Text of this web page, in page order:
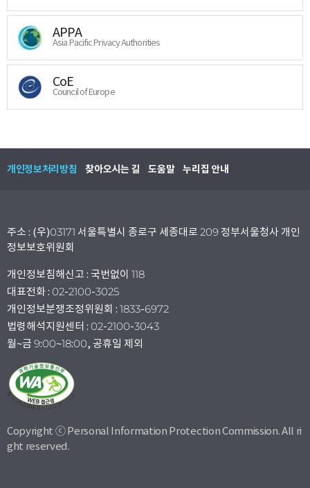
APPA
Asia Pacific Privacy Authorities
CoE
Council of Europe
개인정보처리방침 찾아오시는 길 도움말 누리집 안내
주소 : (우)03171 서울특별시 종로구 세종대로 209 정부서울청사 개인
정보보호위원회
개인정보침해신고 : 국번없이 118
대표전화 : 02-2100-3025
개인정보분쟁조정위원회 : 1833-6972
법령해석지원센터 : 02-2100-3043
월~금 9:00~18:00, 공휴일 제외
Copyright ⓒ Personal Information Protection Commission. All ri
ght reserved.